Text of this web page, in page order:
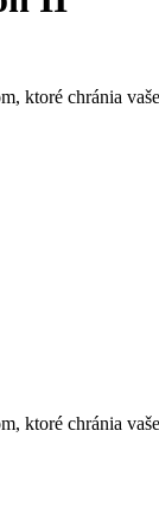
ktoré chránia
ktoré chránia